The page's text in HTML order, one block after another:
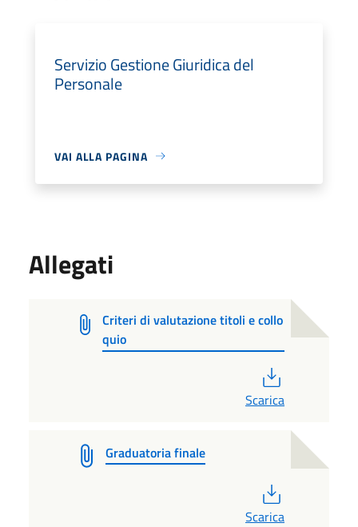
Servizio Gestione Giuridica del
Personale
VAI ALLA PAGINA
Allegati
Criteri di valutazione titoli e collo
quio
Scarica
Graduatoria finale
Scarica